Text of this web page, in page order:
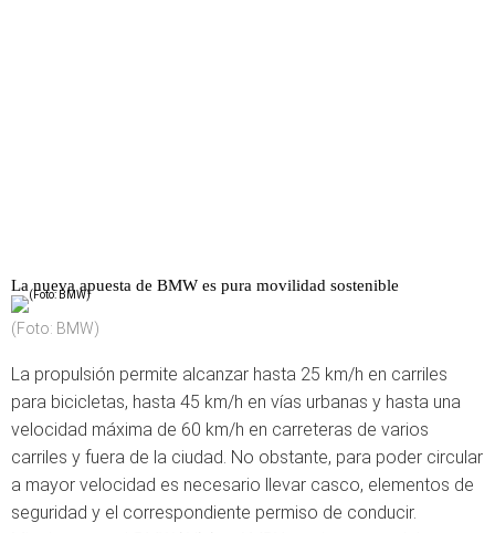
La nueva apuesta de BMW es pura movilidad sostenible
(Foto: BMW)
La propulsión permite alcanzar hasta 25 km/h en carriles
para bicicletas, hasta 45 km/h en vías urbanas y hasta una
velocidad máxima de 60 km/h en carreteras de varios
carriles y fuera de la ciudad. No obstante, para poder circular
a mayor velocidad es necesario llevar casco, elementos de
seguridad y el correspondiente permiso de conducir.